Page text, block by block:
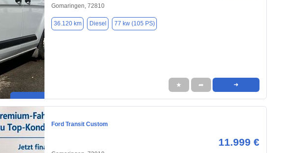
Gomaringen, 72810
36.120 km Diesel 77 kw (105 PS)
★ ➦ ➜
Ford Transit Custom
11.999 €